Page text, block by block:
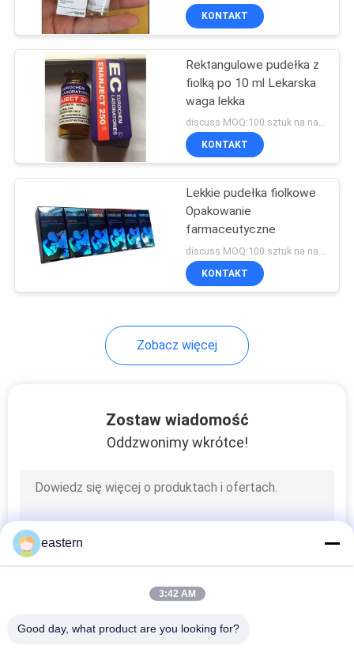
Opakowanie
farmaceutyczne
Etykieta butelki
medycyny
Pudełko na butelki z
Małe szklane fiolki
prostokątne
KONTAKT
Rektangulowe pudełka z
fiolką po 10 ml Lekarska
waga lekka
discuss MOQ:100 sztuk na nazwę
KONTAKT
Lekkie pudełka fiolkowe
Opakowanie
farmaceutyczne
discuss MOQ:100 sztuk na nazwę
KONTAKT
Zobacz więcej
Zostaw wiadomość
Oddzwonimy wkrótce!
eastern
3:42 AM
Good day, what product are you looking for?